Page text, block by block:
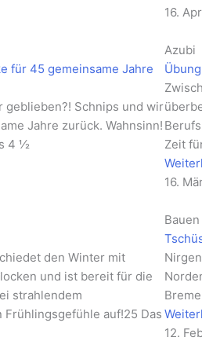
16.
für 45 gemeinsame Jahre
geblieben?! Schnips und wir
Jahre zurück. Wahnsinn!
4 ½
Azubi
Zeit
16.
den Winter mit
und ist bereit für die
strahlendem
Frühlingsgefühle auf!25 Das
Bauen
12.